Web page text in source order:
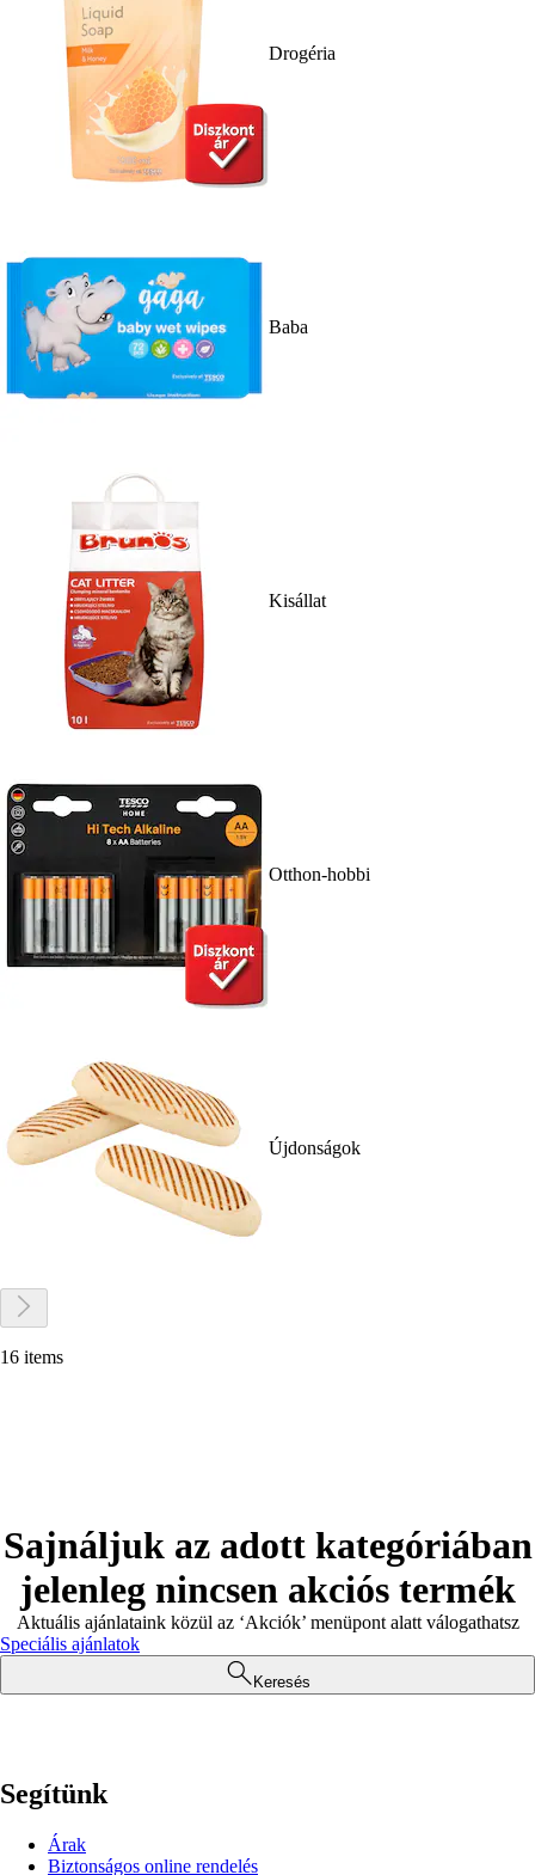
Drogéria
Baba
Kisállat
Otthon-hobbi
Újdonságok
16 items
Sajnáljuk az adott kategóriában
jelenleg nincsen akciós termék
Aktuális ajánlataink közül az ‘Akciók’ menüpont alatt válogathatsz
Speciális ajánlatok
Keresés
Segítünk
Árak
Biztonságos online rendelés